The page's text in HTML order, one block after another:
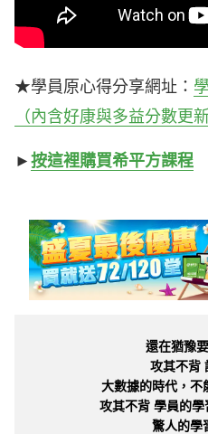
★學員原心得分享網址：
（內含好康與多益分數更新
► 按這裡購買希平方課程
還在猶豫
攻其不背
大數據的時代，不
攻其不背 學員的
驚人的學